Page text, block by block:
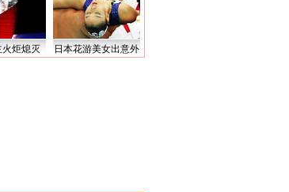
火炬熄灭 日本花游美女出意外